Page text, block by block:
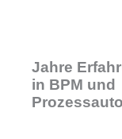
Jahre
in BPM und